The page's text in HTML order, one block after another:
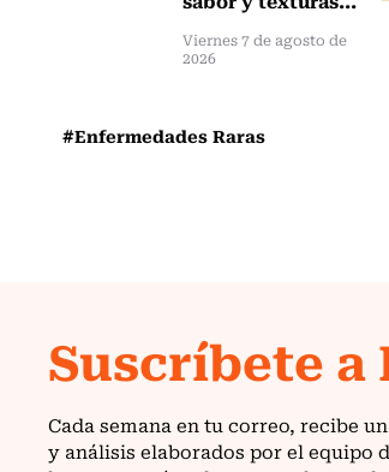
Viernes 7 de agosto de
2026
#Enfermedades Raras